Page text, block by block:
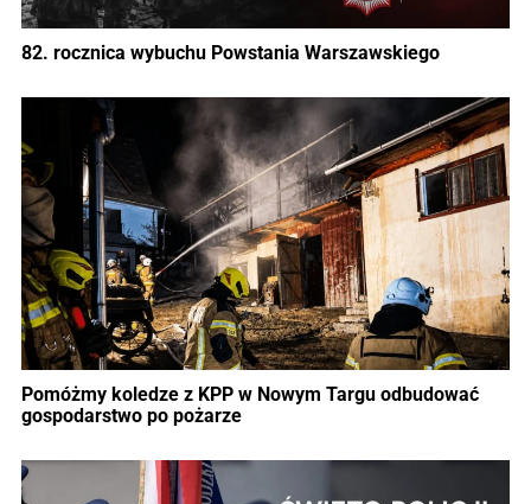
82. rocznica wybuchu Powstania Warszawskiego
Pomóżmy koledze z KPP w Nowym Targu odbudować
gospodarstwo po pożarze